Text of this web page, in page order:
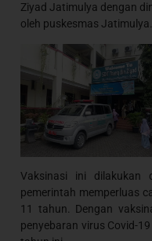
Ziyad Jatimulya dengan
oleh puskesmas Jatimulya.
Vaksinasi ini dilakukan
pemerintah memperluas
11 tahun. Dengan
penyebaran virus Covid-